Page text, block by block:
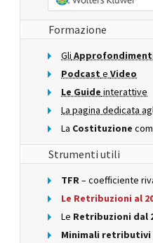
Formazione
Gli
Podcast e Video
Le Guide interattive
La pagina dedicata
La Costituzione
Strumenti utili
TFR– coefficiente
Le Retribuzioni al
Le Retribuzioni dal
Minimali retributivi